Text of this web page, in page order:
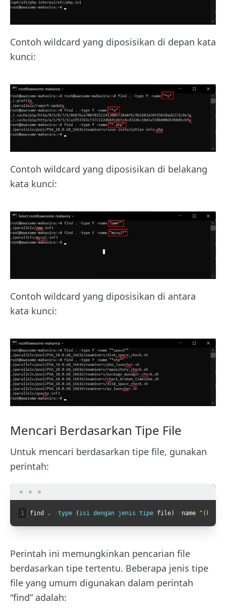
Contoh wildcard yang diposisikan di depan kata
kunci:
Contoh wildcard yang diposisikan di belakang
kata kunci:
Contoh wildcard yang diposisikan di antara
kata kunci:
Mencari Berdasarkan Tipe File
Untuk mencari berdasarkan tipe file, gunakan
perintah:
1 find . -type ( isi dengan jenis tipe file) -name "(kata
Perintah ini memungkinkan pencarian file
berdasarkan tipe tertentu. Beberapa jenis tipe
file yang umum digunakan dalam perintah
“find” adalah: